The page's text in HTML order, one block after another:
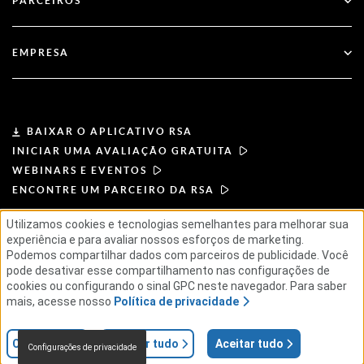
Documentação
Suporte ao Cliente
Torne-se um parceiro
EMPRESA
Liderança
Notícias e imprensa
Recursos
Carreiras
BAIXAR O APLICATIVO RSA
INICIAR UMA AVALIAÇÃO GRATUITA
WEBINARS E EVENTOS
ENCONTRE UM PARCEIRO DA RSA
TERMOS DE USOPOLÍTICA DE PRIVACIDADE
CONTRATOS PADRÃO
PRINCÍPIOS DO FORNECEDOR
CADEIA DE SUPRIMENTOS ÉTICAESG
© 2026 RSA Security USA LLC ou suas afiliadas. Todos os direitos reservados.
Utilizamos cookies e tecnologias semelhantes para melhorar sua
experiência e para avaliar nossos esforços de marketing.
Podemos compartilhar dados com parceiros de publicidade. Você
pode desativar esse compartilhamento nas configurações de
cookies ou configurando o sinal GPC neste navegador. Para saber
mais, acesse nosso Política de privacidade
Aceitar tudo
Rejeitar tudo
Configurações
Configurações de privacidade